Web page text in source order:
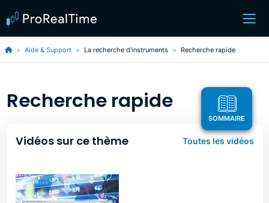
SOMMAIRE
Aide & Support La recherche d'instruments Recherche rapide
Recherche rapide
Vidéos sur ce thème Toutes les vidéos